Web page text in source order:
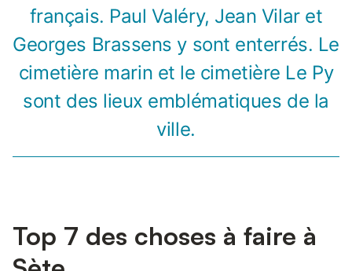
français. Paul Valéry, Jean Vilar et
Georges Brassens y sont enterrés. Le
cimetière marin et le cimetière Le Py
sont des lieux emblématiques de la
ville.
Top 7 des choses à faire à